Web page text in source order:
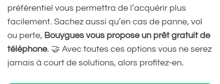
préférentiel vous permettra de l’acquérir plus
facilement. Sachez aussi qu’en cas de panne, vol
ou perte, Bouygues vous propose un prêt gratuit de
téléphone. 🤝 Avec toutes ces options vous ne serez
jamais à court de solutions, alors profitez-en.